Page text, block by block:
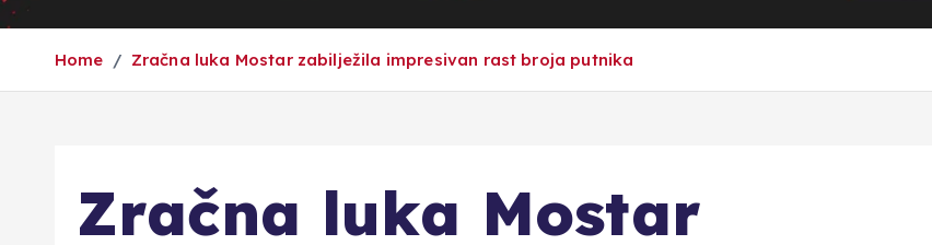
Home Zračna luka Mostar zabilježila impresivan rast broja putnika
Zračna luka Mostar